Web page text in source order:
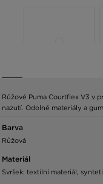
Růžové Puma Courtflex V3 v
nazutí. Odolné materiály a
Barva
Růžová
Materiál
Svršek: textilní materiál,